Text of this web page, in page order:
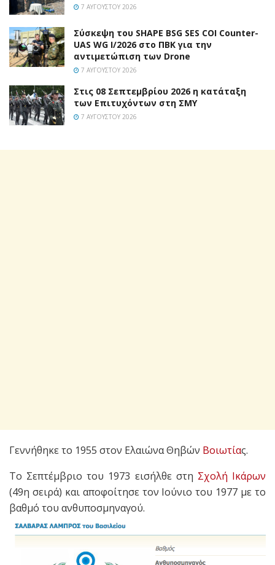
7 ΑΥΓΟΎΣΤΟΥ 2026
Σύσκεψη του SHAPE BSG SES COI Counter-
UAS WG I/2026 στο ΠΒΚ για την
αντιμετώπιση των Drone
7 ΑΥΓΟΎΣΤΟΥ 2026
Στις 08 Σεπτεμβρίου 2026 η κατάταξη
των Επιτυχόντων στη ΣΜΥ
7 ΑΥΓΟΎΣΤΟΥ 2026
Γεννήθηκε το 1955 στον Ελαιώνα Θηβών Βοιωτίας.
Το Σεπτέμβριο του 1973 εισήλθε στη Σχολή Ικάρων
(49η σειρά) και αποφοίτησε τον Ιούνιο του 1977 με το
βαθμό του ανθυποσμηναγού.